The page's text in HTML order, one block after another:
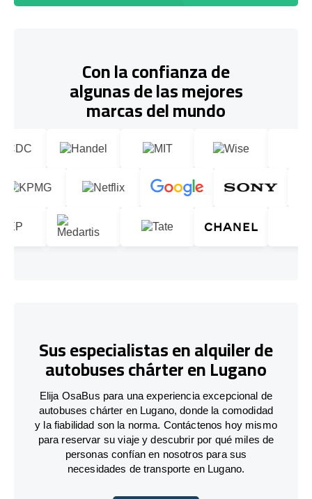
Con la confianza de
algunas de las mejores
marcas del mundo
Sus especialistas en alquiler de
autobuses chárter en Lugano
Elija OsaBus para una experiencia excepcional de
autobuses chárter en Lugano, donde la comodidad
y la fiabilidad son la norma. Contáctenos hoy mismo
para reservar su viaje y descubrir por qué miles de
personas confían en nosotros para sus
necesidades de transporte en Lugano.